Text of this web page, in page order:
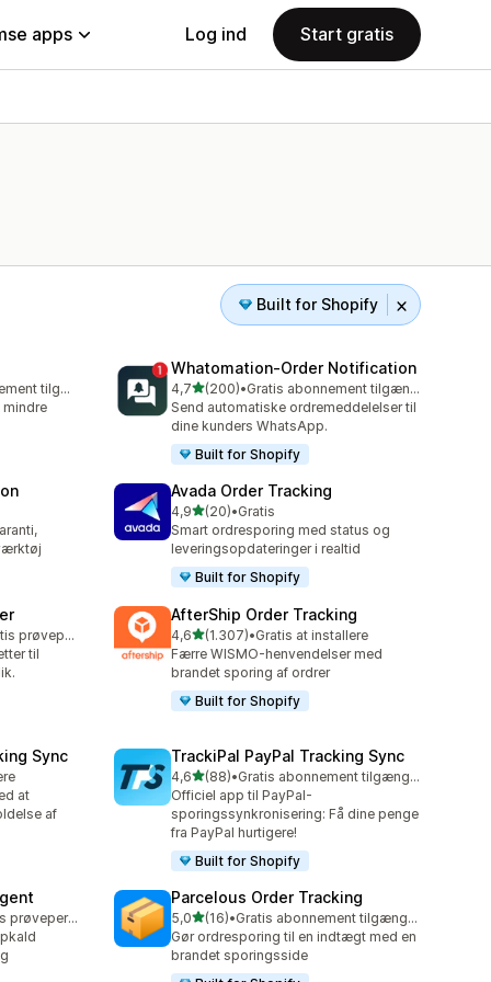
apps Log ind Start gratis
Built for Shopify
Gratis abonnement tilgængeligt
mindre
Whatomation‑Order Notification
4,7ud af 5 stjerner
(200)
200 anmeldelser i alt
•
Gratis abonnement tilgængeligt
Send automatiske ordremeddelelser til
dine kunders WhatsApp.
Built for Shopify
Avada Order Tracking
4,9ud af 5 stjerner
(20)
20 anmeldelser i alt
•Gratis
Smart ordresporing med status og
leveringsopdateringer i realtid
Built for Shopify
Mulighed for gratis prøveperiode
til
AfterShip Order Tracking
4,6ud af 5 stjerner
(1.307)
1307 anmeldelser i alt
•Gratis at installere
Færre WISMO-henvendelser med
brandet sporing af ordrer
Built for Shopify
Sync
at
af
TrackiPal PayPal Tracking Sync
4,6ud af 5 stjerner
(88)
88 anmeldelser i alt
•
Gratis abonnement tilgængeligt
Officiel app til PayPal-
sporingssynkronisering: Få dine penge
fra PayPal hurtigere!
Built for Shopify
Mulighed for gratis prøveperiode
Parcelous Order Tracking
5,0ud af 5 stjerner
(16)
16 anmeldelser i alt
•
Gratis abonnement tilgængeligt
Gør ordresporing til en indtægt med en
brandet sporingsside